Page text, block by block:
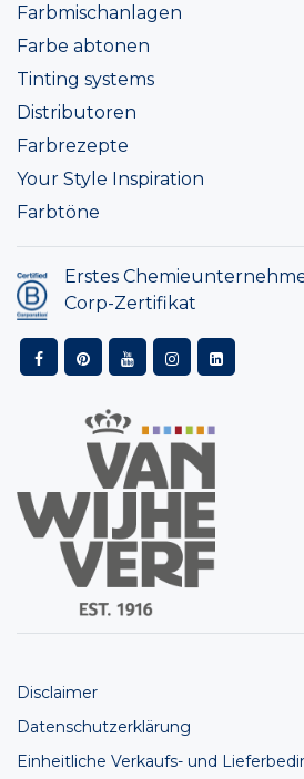
Farbmischanlagen
Farbe abtonen
Tinting systems
Distributoren
Farbrezepte
Your Style Inspiration
Farbtöne
Erstes
Corp-Zertifikat
Disclaimer
Datenschutzerklärung
Einheitliche Verkaufs- und